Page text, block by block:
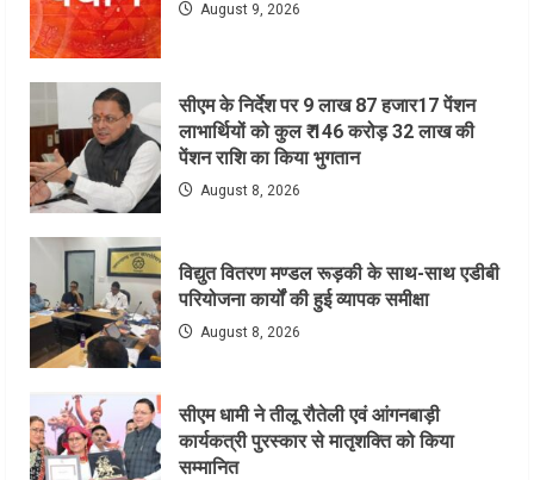
August 9, 2026
सीएम के निर्देश पर 9 लाख 87 हजार17 पेंशन
लाभार्थियों को कुल ₹ 146 करोड़ 32 लाख की
पेंशन राशि का किया भुगतान
August 8, 2026
विद्युत वितरण मण्डल रूड़की के साथ-साथ एडीबी
परियोजना कार्यों की हुई व्यापक समीक्षा
August 8, 2026
सीएम धामी ने तीलू रौतेली एवं आंगनबाड़ी
कार्यकत्री पुरस्कार से मातृशक्ति को किया
सम्मानित